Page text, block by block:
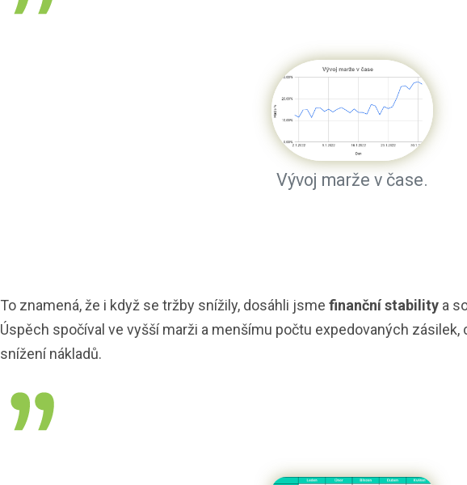
Vývoj marže v čase.
To znamená, že i když se tržby snížily, dosáhli jsme finanční stabilitya
Úspěch spočíval ve vyšší marži a menšímu počtu expedovaných
snížení nákladů.